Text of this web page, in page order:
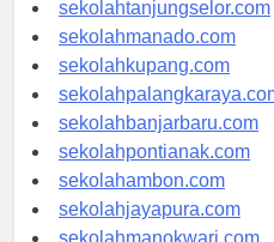
sekolahtanjungselor.com
sekolahmanado.com
sekolahkupang.com
sekolahpalangkaraya.com
sekolahbanjarbaru.com
sekolahpontianak.com
sekolahambon.com
sekolahjayapura.com